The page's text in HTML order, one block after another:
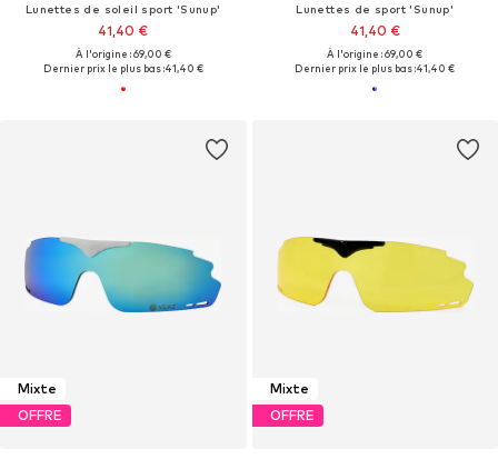
Lunettes de soleil sport 'Sunup'
41,40 €
À l'origine : 69,00 €
Dernier prix le plus bas :41,40 €
Lunettes de sport 'Sunup'
41,40 €
À l'origine : 69,00 €
Dernier prix le plus bas :41,40 €
Mixte
OFFRE
Mixte
OFFRE